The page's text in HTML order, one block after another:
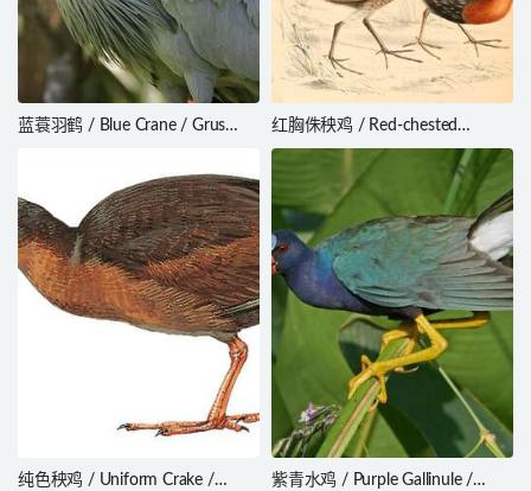
蓝蓑羽鹤 / Blue Crane / Grus
红胸侏秧鸡 / Red-chested
Flufftail / Sarothrura rufa
纯色秧鸡 / Uniform Crake /
紫青水鸡 / Purple Gallinule /